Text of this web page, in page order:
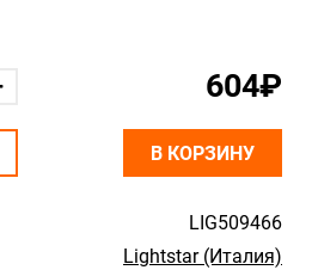
LIG509466
Lightstar (Италия)
604₽
В КОРЗИНУ